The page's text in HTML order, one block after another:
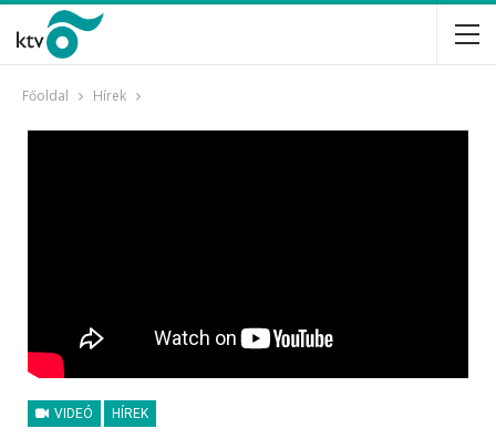
Főoldal Hírek
VIDEÓ HÍREK